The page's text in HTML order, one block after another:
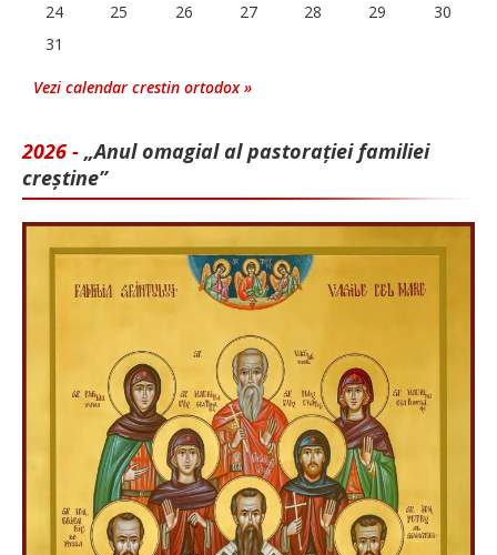
24
25 26 27 28 29
30
31
Vezi calendar crestin ortodox »
2026 - „Anul omagial al pastorației familiei
creștine”